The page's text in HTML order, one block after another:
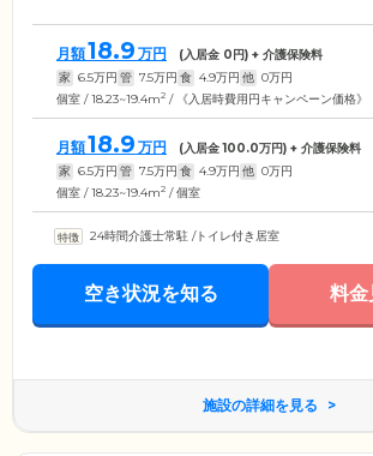
月額18.9 万円 (入居金 0円) + 介護保険料
家 6.5万円 管 7.5万円 食 4.9万円 他 0万円
個室 / 18.23~19.4m2 / 《入居時費用円キャンペーン価格》
月額18.9 万円 (入居金100.0万円) + 介護保険料
家 6.5万円 管 7.5万円 食 4.9万円 他 0万円
個室 / 18.23~19.4m2 / 個室
24時間介護士常駐 /トイレ付き居室
空き状況を知る 料金
施設の詳細を見る